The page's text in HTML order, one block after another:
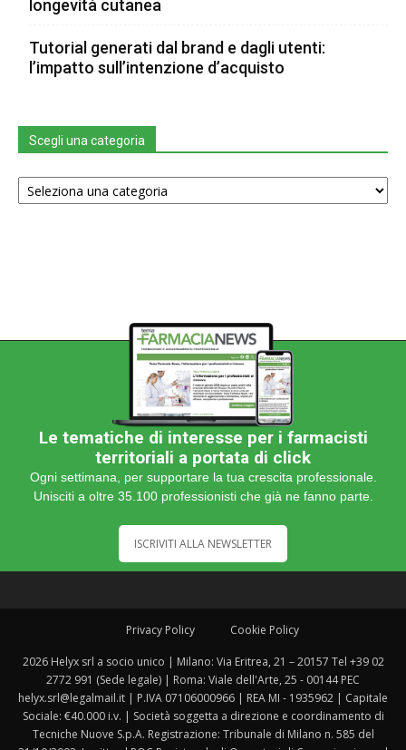
longevità cutanea
Tutorial generati dal brand e dagli utenti:
l’impatto sull’intenzione d’acquisto
Scegli una categoria
Scegli
una
Le tematiche di interesse per i farmacisti
territoriali a portata di click
Ogni settimana, per supportare la tua crescita professionale.
Unisciti a oltre 35.100 professionisti che già ne fanno parte.
ISCRIVITI ALLA NEWSLETTER
Privacy Policy Cookie Policy
2026 Helyx srl a socio unico | Milano: Via Eritrea, 21 – 20157 Tel +39 02
2772 991 (Sede legale) | Roma: Viale dell'Arte, 25 - 00144 PEC
helyx.srl@legalmail.it | P.IVA 07106000966 | REA MI - 1935962 | Capitale
Sociale: €40.000 i.v. | Società soggetta a direzione e coordinamento di
Tecniche Nuove S.p.A. Registrazione: Tribunale di Milano n. 585 del